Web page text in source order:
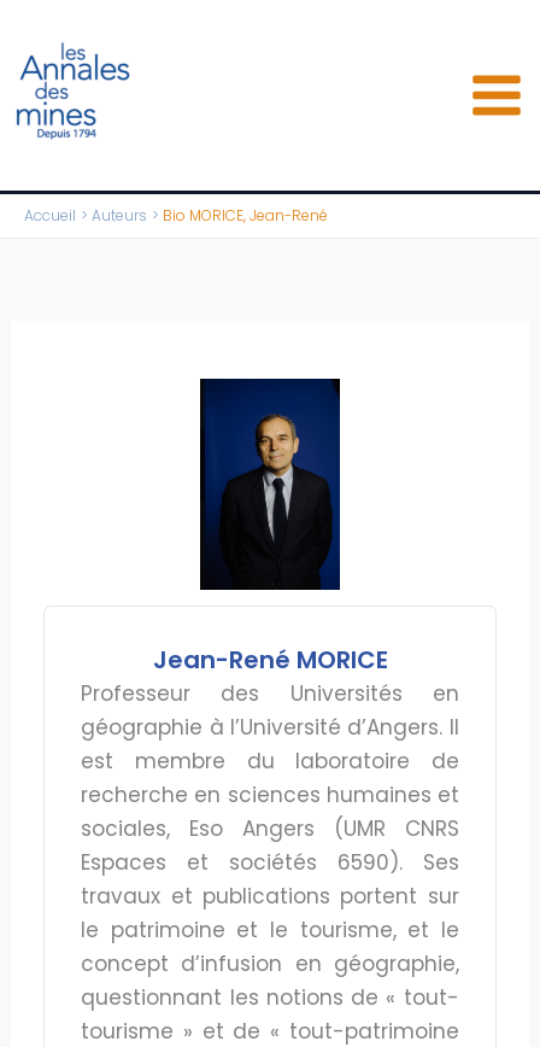
contenu
Accueil Auteurs Bio MORICE, Jean-René
Jean-René MORICE
Professeur des Universités en
géographie à l’Université d’Angers. Il
est membre du laboratoire de
recherche en sciences humaines et
sociales, Eso Angers (UMR CNRS
Espaces et sociétés 6590). Ses
travaux et publications portent sur
le patrimoine et le tourisme, et le
concept d’infusion en géographie,
questionnant les notions de « tout-
tourisme » et de « tout-patrimoine